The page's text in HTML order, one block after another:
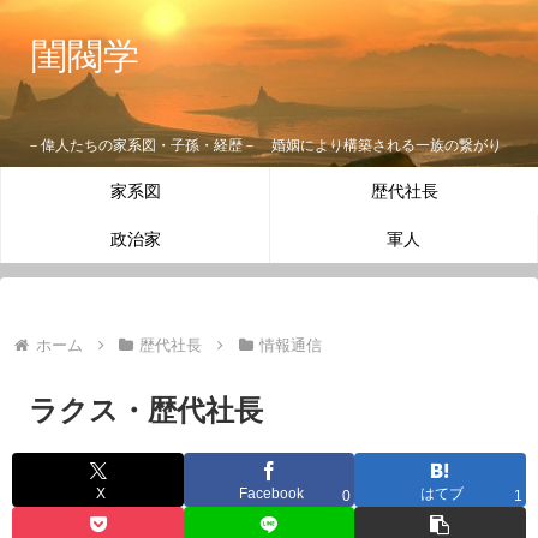
閨閥学
－偉人たちの家系図・子孫・経歴－ 婚姻により構築される一族の繋がり
家系図 歴代社長
政治家 軍人
ホーム 歴代社長 情報通信
ラクス・歴代社長
X Facebook 0 はてブ 1